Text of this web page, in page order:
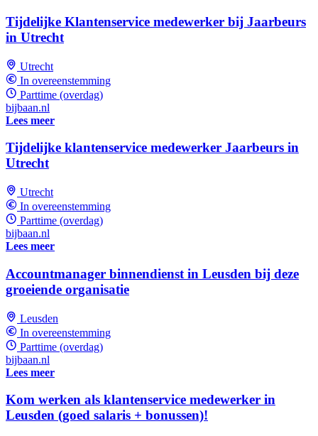
Tijdelijke Klantenservice medewerker bij Jaarbeurs
in Utrecht
Utrecht
In overeenstemming
Parttime (overdag)
bijbaan.nl
Lees meer
Tijdelijke klantenservice medewerker Jaarbeurs in
Utrecht
Utrecht
In overeenstemming
Parttime (overdag)
bijbaan.nl
Lees meer
Accountmanager binnendienst in Leusden bij deze
groeiende organisatie
Leusden
In overeenstemming
Parttime (overdag)
bijbaan.nl
Lees meer
Kom werken als klantenservice medewerker in
Leusden (goed salaris + bonussen)!